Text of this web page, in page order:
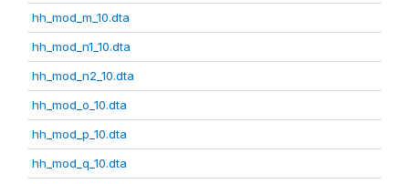
hh_mod_m_10.dta
hh_mod_n1_10.dta
hh_mod_n2_10.dta
hh_mod_o_10.dta
hh_mod_p_10.dta
hh_mod_q_10.dta